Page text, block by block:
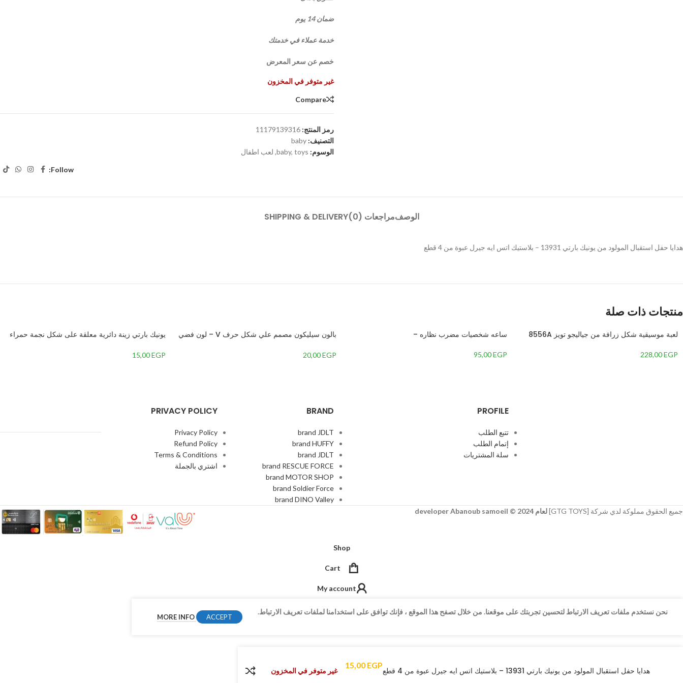
ضمان 14 يوم
خدمة عملاء في خدمتك
خصم عن سعر المعرض
غير متوفر في المخزون
Compare
رمز المنتج: 11179139316
التصنيف: baby
الوسوم:
baby, toys
, لعب اطفال
Follow:
الوصفمراجعات (0) SHIPPING & DELIVERY
هدايا حفل استقبال المولود من يونيك بارتي 13931 – بلاستيك اتس ايه جيرل عبوة من 4 قطع
منتجات ذات صلة
لعبة موسيقية شكل زرافة من جياليجو تويز 8556A
228,00EGP
ساعه شخصيات مضرب نظاره –
95,00EGP
بالون سيليكون مصمم علي شكل حرف V – لون فضي
20,00EGP
يونيك بارتي زينة دائرية معلقة على شكل نجمة حمراء
15,00EGP
PROFILE
تتبع الطلب
إتمام الطلب
سلة المشتريات
BRAND
brand JDLT
brand HUFFY
brand JDLT
brand RESCUE FORCE
brand MOTOR SHOP
brand Soldier Force
brand DINO Valley
PRIVACY POLICY
Privacy Policy
Refund Policy
Terms & Conditions
اشتري بالجملة
جميع الحقوق مملوكة لدي شركة [GTG TOYS] لعام 2024 © developer Abanoub samoeil
Shop
Cart
My account
نحن نستخدم ملفات تعريف الارتباط لتحسين تجربتك على موقعنا. من خلال تصفح هذا الموقع ، فإنك توافق على استخدامنا لملفات تعريف الارتباط.
MORE INFO ACCEPT
هدايا حفل استقبال المولود من يونيك بارتي 13931 – بلاستيك اتس ايه جيرل عبوة من 4 قطع
15,00 EGP
غير متوفر في المخزون